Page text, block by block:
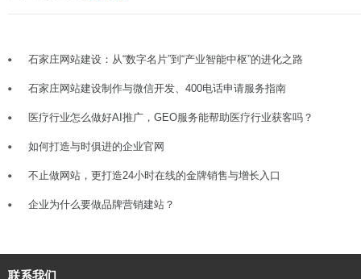
石家庄网站建设：从“数字名片”到“产业智能中枢”的进化之路
石家庄网站建设制作与微信开发、400电话申请服务指南
医疗行业怎么做好AI推广，GEO服务能帮助医疗行业获客吗？
如何打造与时俱进的企业官网
不止做网站，更打造24小时在线的金牌销售与增长入口
企业为什么要做品牌营销建站？
联系我们